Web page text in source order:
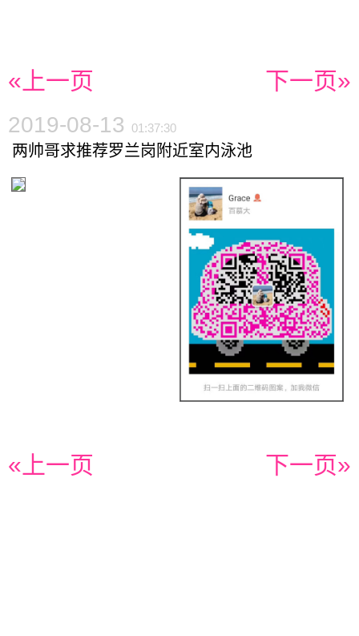
«上一页 下一页»
2019-08-13 01:37:30
两帅哥求推荐罗兰岗附近室内泳池
«上一页 下一页»